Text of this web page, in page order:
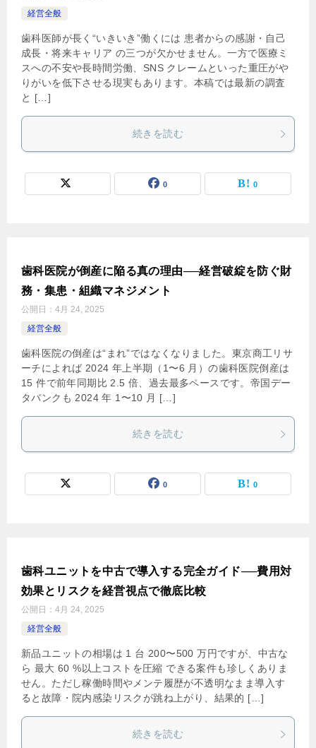
経営全般
歯科医師が長く“いきいき”働くには 患者からの感謝・自己
成長・将来キャリア の三つが欠かせません。一方で医療ミ
スへの不安や長時間労働、SNS クレームといった重圧がや
りがいを低下させる現実もあります。本稿では最新の調査
と […]
続きを読む
0 0
歯科医院が倒産に陥る真の理由──経営破綻を防ぐ財
務・集患・組織マネジメント
公開日： 4月 24, 2025
経営全般
歯科医院の倒産は“まれ”ではなくなりました。東京商工リサ
ーチによれば 2024 年上半期（1〜6 月）の歯科医院倒産は
15 件で前年同期比 2.5 倍、過去最多ペースです。帝国デー
タバンクも 2024 年 1〜10 月 […]
続きを読む
0 0
歯科ユニットを中古で導入する完全ガイド──費用対
効果とリスクを経営視点で徹底比較
公開日： 4月 24, 2025
経営全般
新品ユニットの相場は 1 台 200〜500 万円ですが、中古な
ら 最大 60 %以上コストを圧縮 できる案件も珍しくありま
せん。ただし稼働時間やメンテ履歴が不透明なまま導入す
ると故障・院内感染リスクが跳ね上がり、結果的 […]
続きを読む